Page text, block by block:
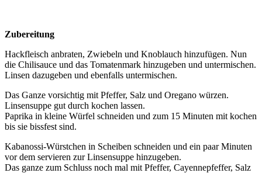
Zubereitung
Hackfleisch anbraten, Zwiebeln und Knoblauch hinzufügen. Nun
die Chilisauce und das Tomatenmark hinzugeben und untermischen.
Linsen dazugeben und ebenfalls untermischen.
Das Ganze vorsichtig mit Pfeffer, Salz und Oregano würzen.
Linsensuppe gut durch kochen lassen.
Paprika in kleine Würfel schneiden und zum 15 Minuten mit kochen
bis sie bissfest sind.
Kabanossi-Würstchen in Scheiben schneiden und ein paar Minuten
vor dem servieren zur Linsensuppe hinzugeben.
Das ganze zum Schluss noch mal mit Pfeffer, Cayennepfeffer, Salz